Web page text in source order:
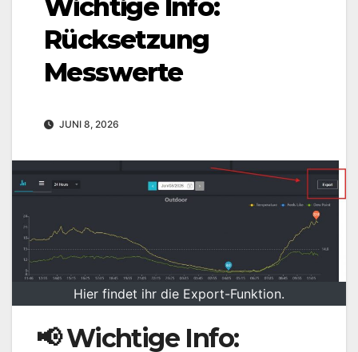
Wichtige Info:
Rücksetzung
Messwerte
JUNI 8, 2026
Hier findet ihr die Export-Funktion.
📢 Wichtige Info: